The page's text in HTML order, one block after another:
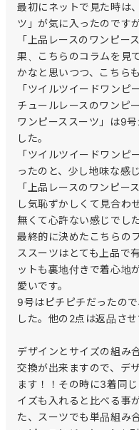
最初にネットで見た時は
ツ」が気に入ったのです
「上品レースのワンピー
果、こちらのコラムを見
かなと思いつつ、こちら
「ツイルツイードワンピ
チュールレースのワンピ
ワンピーススーツ」は9
した。
「ツイルツイードワンピ
ったのと、少し地味な感
「上品レースのワンピー
し気恥ずかしくて見合わ
無くて心許ない感じでした
最終的に決めたこちらの
ススーツはとても上品で
ットも裏地付きで着心地
愛いです。
9号はピチピチだったの
した。他の2点は返品させ
デザインとサイズの組み
交換が出来ますので、デ
ます！！その時に3着同
イズも入れると比べる事
た、スーツでも単品組み